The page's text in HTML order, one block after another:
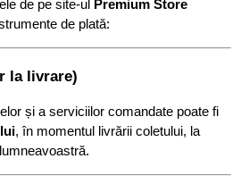
de pe site-ul
Premium Store
de plată:
la livrare)
și a serviciilor comandate poate fi
, în momentul livrării coletului, la